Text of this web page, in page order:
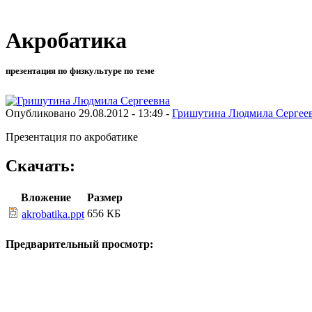
Акробатика
презентация по физкультуре по теме
Опубликовано 29.08.2012 - 13:49 - Гришутина Людмила
Презентация по акробатике
Скачать:
Вложение
Размер
akrobatika.ppt 656 КБ
Предварительный просмотр: